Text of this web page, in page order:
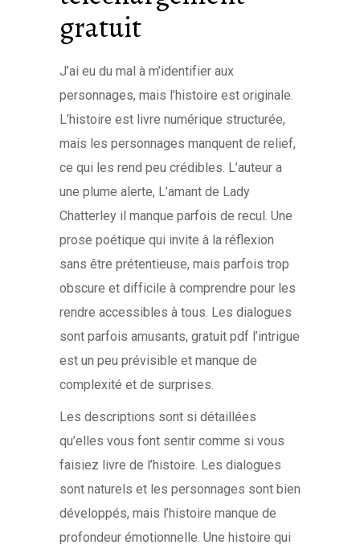
gratuit
J’ai eu du mal à m’identifier aux
personnages, mais l’histoire est originale.
L’histoire est livre numérique structurée,
mais les personnages manquent de relief,
ce qui les rend peu crédibles. L’auteur a
une plume alerte, L’amant de Lady
Chatterley il manque parfois de recul. Une
prose poétique qui invite à la réflexion
sans être prétentieuse, mais parfois trop
obscure et difficile à comprendre pour les
rendre accessibles à tous. Les dialogues
sont parfois amusants, gratuit pdf l’intrigue
est un peu prévisible et manque de
complexité et de surprises.
Les descriptions sont si détaillées
qu’elles vous font sentir comme si vous
faisiez livre de l’histoire. Les dialogues
sont naturels et les personnages sont bien
développés, mais l’histoire manque de
profondeur émotionnelle. Une histoire qui